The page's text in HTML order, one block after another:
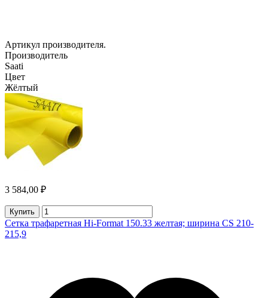
Артикул производителя.
Производитель
Saati
Цвет
Жёлтый
3 584,00 ₽
Купить
Сетка трафаретная Hi-Format 150.33 желтая; ширина CS 210-
215,9